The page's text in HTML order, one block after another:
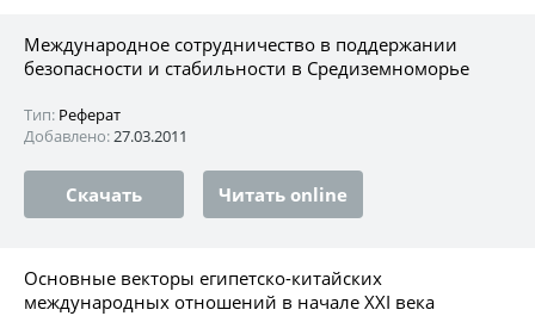
Международное сотрудничество в поддержании
безопасности и стабильности в Средиземноморье
Тип: Реферат
Добавлено:27.03.2011
Скачать Читать online
Основные векторы египетско-китайских
международных отношений в начале XXI века